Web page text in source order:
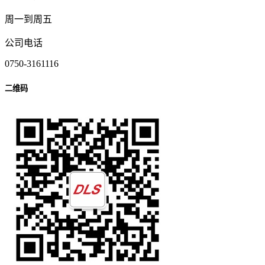
周一到周五
公司电话
0750-3161116
二维码